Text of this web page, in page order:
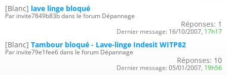
[Blanc] lave linge bloqué
Par invite7849b83b dans le forum Dépannage
Réponses: 1
Dernier message: 16/10/2007, 17h17
[Blanc] Tambour bloqué - Lave-linge Indesit WITP82
Par invite79e1fee6 dans le forum Dépannage
Réponses: 10
Dernier message: 05/01/2007, 19h56